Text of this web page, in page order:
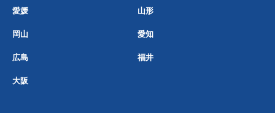
愛媛 山形
岡山 愛知
広島 福井
大阪